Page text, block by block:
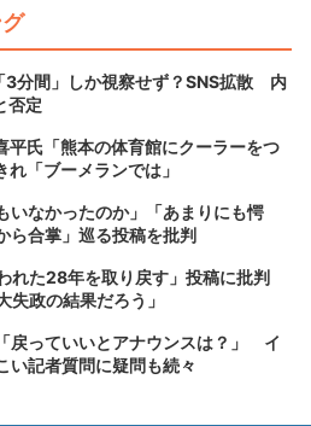
3分間」しか視察せず？SNS拡散 内
否定
平氏「熊本の体育館にクーラーをつ
「ブーメランでは」
いなかったのか」「あまりにも愕
合掌」巡る投稿を批判
れた28年を取り戻す」投稿に批判
失政の結果だろう」
戻っていいとアナウンスは？」 イ
い記者質問に疑問も続々